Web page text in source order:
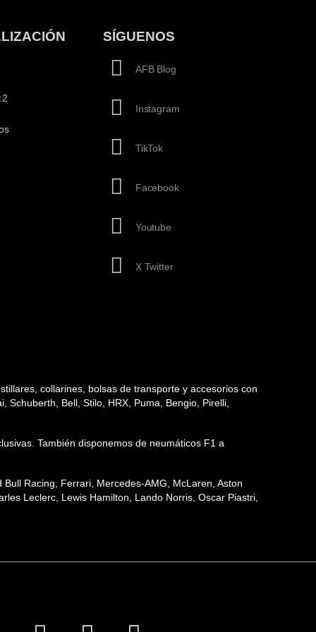
SÍGUENOS
AFB Blog
Instagram
TikTok
Facebook
Youtube
X Twitter
collarines, bolsas de transporte y accesorios con
Bell, Stilo, HRX, Puma, Bengio, Pirelli,
También disponemos de neumáticos F1 a
Racing, Ferrari, Mercedes-AMG, McLaren, Aston
Leclerc, Lewis Hamilton, Lando Norris, Oscar Piastri,